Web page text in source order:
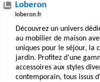
Loberon
loberon.fr
Découvrez un univers
au mobilier de maison
uniques pour le séjour, la
jardin. Profitez d'une
accessoires aux styles
contemporain, tous issus